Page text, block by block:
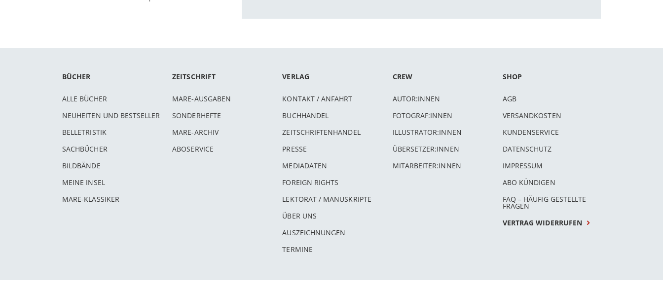
BÜCHER
ALLE BÜCHER
NEUHEITEN UND BESTSELLER
BELLETRISTIK
SACHBÜCHER
BILDBÄNDE
MEINE INSEL
MARE-KLASSIKER
ZEITSCHRIFT
MARE-AUSGABEN
SONDERHEFTE
MARE-ARCHIV
ABOSERVICE
VERLAG
KONTAKT / ANFAHRT
BUCHHANDEL
ZEITSCHRIFTENHANDEL
PRESSE
MEDIADATEN
FOREIGN RIGHTS
LEKTORAT / MANUSKRIPTE
ÜBER UNS
AUSZEICHNUNGEN
TERMINE
CREW
AUTOR:INNEN
FOTOGRAF:INNEN
ILLUSTRATOR:INNEN
ÜBERSETZER:INNEN
MITARBEITER:INNEN
SHOP
AGB
VERSANDKOSTEN
KUNDENSERVICE
DATENSCHUTZ
IMPRESSUM
ABO KÜNDIGEN
FAQ – HÄUFIG GESTELLTE
FRAGEN
VERTRAG WIDERRUFEN